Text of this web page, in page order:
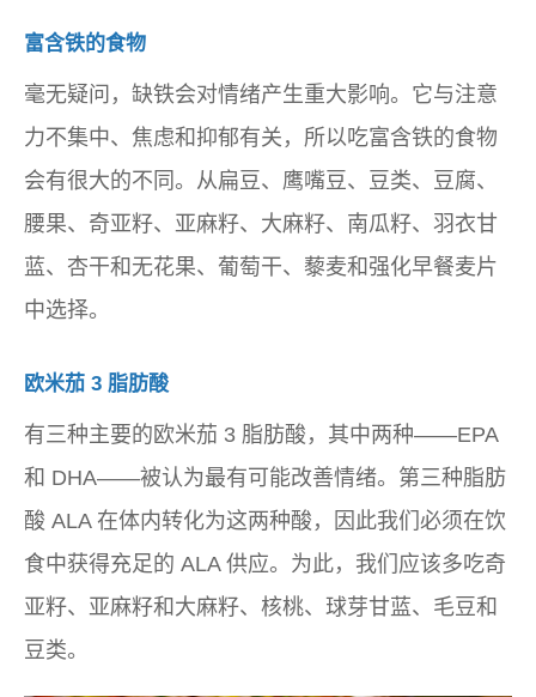
富含铁的食物
毫无疑问，缺铁会对情绪产生重大影响。它与注意
力不集中、焦虑和抑郁有关，所以吃富含铁的食物
会有很大的不同。从扁豆、鹰嘴豆、豆类、豆腐、
腰果、奇亚籽、亚麻籽、大麻籽、南瓜籽、羽衣甘
蓝、杏干和无花果、葡萄干、藜麦和强化早餐麦片
中选择。
欧米茄 3 脂肪酸
有三种主要的欧米茄 3 脂肪酸，其中两种——EPA
和 DHA——被认为最有可能改善情绪。第三种脂肪
酸 ALA 在体内转化为这两种酸，因此我们必须在饮
食中获得充足的 ALA 供应。为此，我们应该多吃奇
亚籽、亚麻籽和大麻籽、核桃、球芽甘蓝、毛豆和
豆类。